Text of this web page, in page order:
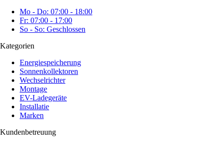
Mo - Do: 07:00 - 18:00
Fr: 07:00 - 17:00
So - So: Geschlossen
Kategorien
Energiespeicherung
Sonnenkollektoren
Wechselrichter
Montage
EV-Ladegeräte
Installatie
Marken
Kundenbetreuung